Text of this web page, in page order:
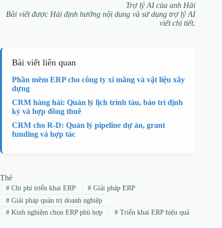
Trợ lý AI của anh Hải
Bài viết được Hải định hướng nội dung và sử dụng trợ lý AI
viết chi tiết.
Bài viết liên quan
Phần mềm ERP cho công ty xi măng và vật liệu xây
dựng
CRM hàng hải: Quản lý lịch trình tàu, bảo trì định
kỳ và hợp đồng thuê
CRM cho R-D: Quản lý pipeline dự án, grant
funding và hợp tác
Thẻ
#Chi phí triển khai ERP #Giải pháp ERP
#Giải pháp quản trị doanh nghiệp
#Kinh nghiệm chọn ERP phù hợp #Triển khai ERP hiệu quả